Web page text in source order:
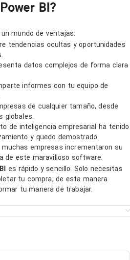
BI?
mundo de ventajas:
tendencias ocultas y oportunidades
datos complejos de forma clara
informes con tu equipo de
de cualquier tamaño, desde
globales.
de inteligencia empresarial ha tenido
y quedo demostrado
empresas incrementaron su
de este maravilloso software.
es rápido y sencillo. Solo necesitas
tu compra, de esta manera
tu manera de trabajar.